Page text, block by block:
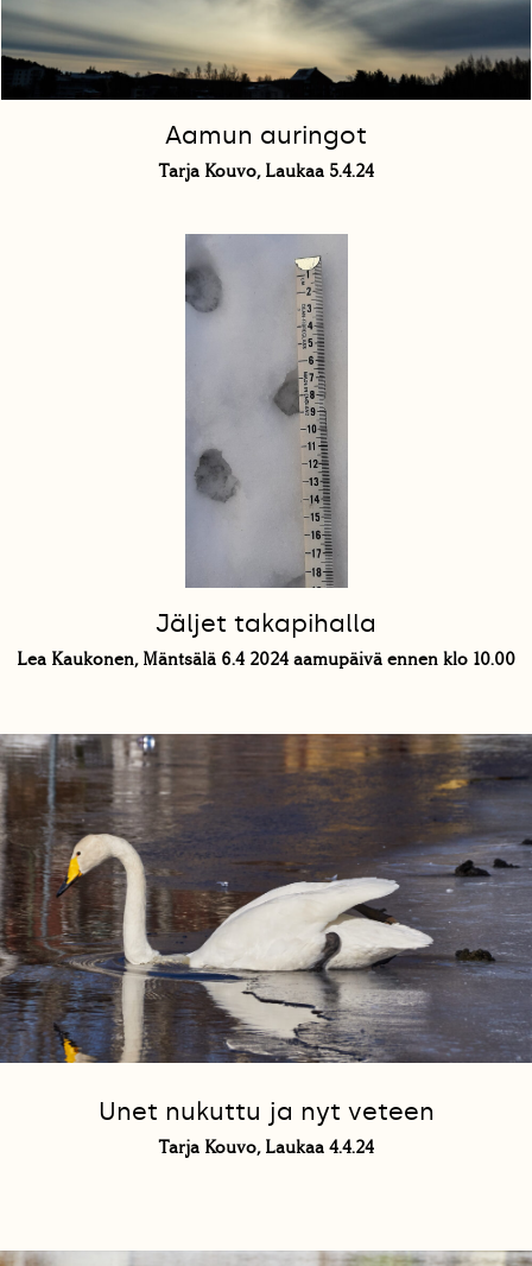
Aamun auringot
Tarja Kouvo, Laukaa 5.4.24
Jäljet takapihalla
Lea Kaukonen, Mäntsälä 6.4 2024 aamupäivä ennen klo 10.00
Unet nukuttu ja nyt veteen
Tarja Kouvo, Laukaa 4.4.24